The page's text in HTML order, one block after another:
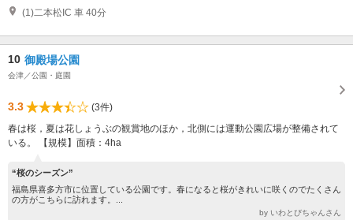
(1)二本松IC 車 40分
10 御殿場公園
会津／公園・庭園
3.3
(3件)
春は桜，夏は花しょうぶの観賞地のほか，北側には運動公園広場が整備されて
いる。 【規模】面積：4ha
“桜のシーズン”
福島県喜多方市に位置している公園です。春になると桜がきれいに咲くのでたくさん
の方がこちらに訪れます。...
by いわとびちゃんさん